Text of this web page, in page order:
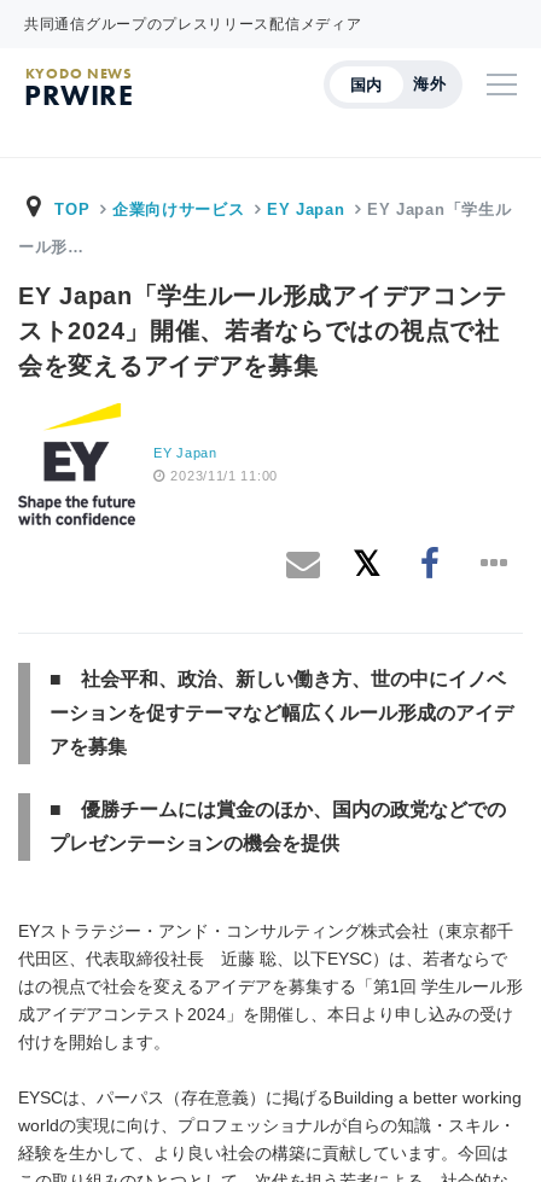
共同通信グループのプレスリリース配信メディア
国内 海外
KYODO NEWS
PRWIRE
TOP 企業向けサービス EY Japan EY Japan「学生ル
ール形…
EY Japan「学生ルール形成アイデアコンテ
スト2024」開催、若者ならではの視点で社
会を変えるアイデアを募集
EY Japan
2023/11/1 11:00
■ 社会平和、政治、新しい働き方、世の中にイノベ
ーションを促すテーマなど幅広くルール形成のアイデ
アを募集
■ 優勝チームには賞金のほか、国内の政党などでの
プレゼンテーションの機会を提供
EYストラテジー・アンド・コンサルティング株式会社（東京都千
代田区、代表取締役社長 近藤 聡、以下EYSC）は、若者ならで
はの視点で社会を変えるアイデアを募集する「第1回 学生ルール形
成アイデアコンテスト2024」を開催し、本日より申し込みの受け
付けを開始します。
EYSCは、パーパス（存在意義）に掲げるBuilding a better working
worldの実現に向け、プロフェッショナルが⾃らの知識・スキル・
経験を生かして、より良い社会の構築に貢献しています。今回は